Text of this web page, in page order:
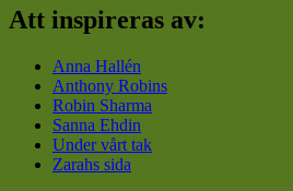
Att inspireras av:
Anna Hallén
Anthony Robins
Robin Sharma
Sanna Ehdin
Under vårt tak
Zarahs sida